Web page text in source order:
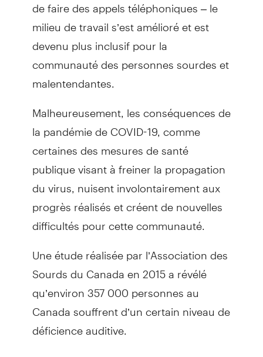
milieu de travail s’est amélioré et est
devenu plus inclusif pour la
communauté des personnes sourdes et
malentendantes.
Malheureusement, les conséquences de
la pandémie de COVID-19, comme
certaines des mesures de santé
publique visant à freiner la propagation
du virus, nuisent involontairement aux
progrès réalisés et créent de nouvelles
difficultés pour cette communauté.
Une étude réalisée par l’Association des
Sourds du Canada en 2015 a révélé
qu’environ 357 000 personnes au
Canada souffrent d’un certain niveau de
déficience auditive.